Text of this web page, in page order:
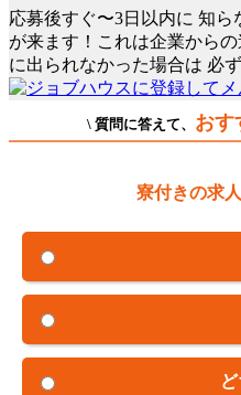
応募後すぐ〜3日以内に 知ら
が来ます！これは企業から
に出られなかった場合は 必
\ 質問に答えて、 おす
寮付きの求